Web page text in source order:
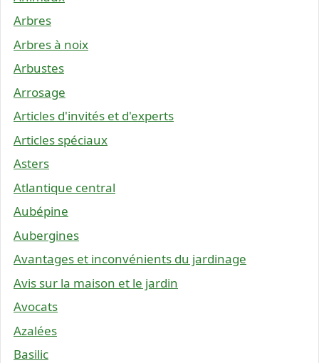
Arbres
Arbres à noix
Arbustes
Arrosage
Articles d'invités et d'experts
Articles spéciaux
Asters
Atlantique central
Aubépine
Aubergines
Avantages et inconvénients du jardinage
Avis sur la maison et le jardin
Avocats
Azalées
Basilic